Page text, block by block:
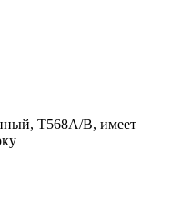
Т568А/В, имеет